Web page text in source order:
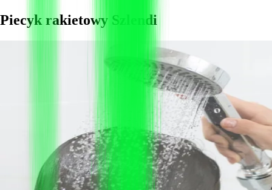
Piecyk rakietowy Szlendi